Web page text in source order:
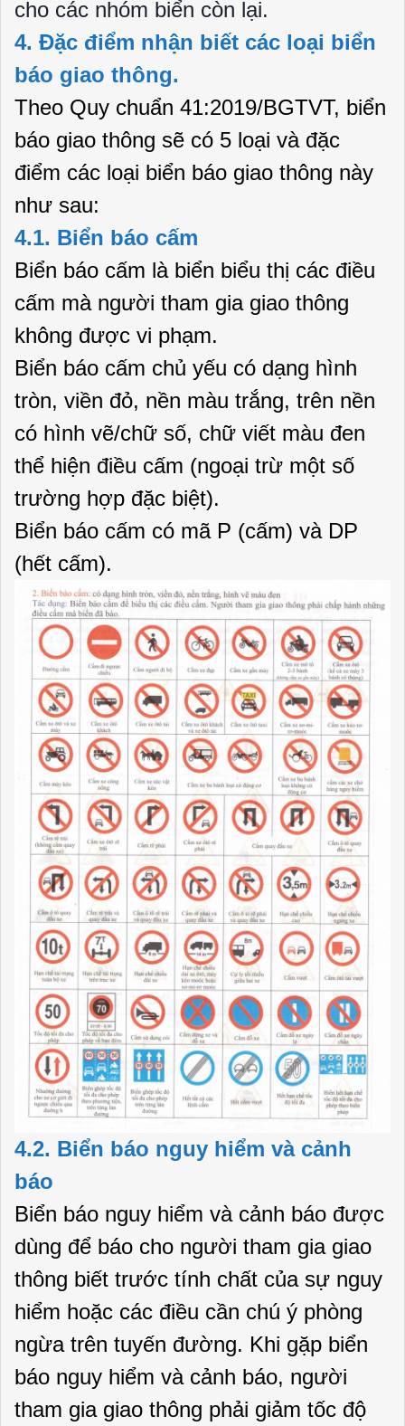
cho các nhóm biển còn lại.
4. Đặc điểm nhận biết các loại biển
báo giao thông.
Theo Quy chuẩn 41:2019/BGTVT, biển
báo giao thông sẽ có 5 loại và đặc
điểm các loại biển báo giao thông này
như sau:
4.1. Biển báo cấm
Biển báo cấm là biển biểu thị các điều
cấm mà người tham gia giao thông
không được vi phạm.
Biển báo cấm chủ yếu có dạng hình
tròn, viền đỏ, nền màu trắng, trên nền
có hình vẽ/chữ số, chữ viết màu đen
thể hiện điều cấm (ngoại trừ một số
trường hợp đặc biệt).
Biển báo cấm có mã P (cấm) và DP
(hết cấm).
4.2. Biển báo nguy hiểm và cảnh
báo
Biển báo nguy hiểm và cảnh báo được
dùng để báo cho người tham gia giao
thông biết trước tính chất của sự nguy
hiểm hoặc các điều cần chú ý phòng
ngừa trên tuyến đường. Khi gặp biển
báo nguy hiểm và cảnh báo, người
tham gia giao thông phải giảm tốc độ